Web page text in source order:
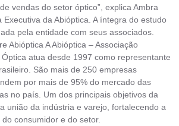
vendas do setor óptico”, explica Ambra
Executiva da Abióptica. A íntegra do estudo
pela entidade com seus associados.
Abióptica A Abióptica – Associação
atua desde 1997 como representante
São mais de 250 empresas
por mais de 95% do mercado das
no país. Um dos principais objetivos da
união da indústria e varejo, fortalecendo a
consumidor e do setor.